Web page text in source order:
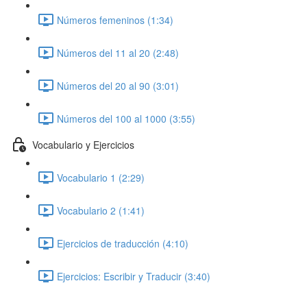
Números femeninos (1:34)
Números del 11 al 20 (2:48)
Números del 20 al 90 (3:01)
Números del 100 al 1000 (3:55)
Vocabulario y Ejercicios
Vocabulario 1 (2:29)
Vocabulario 2 (1:41)
Ejercicios de traducción (4:10)
Ejercicios: Escribir y Traducir (3:40)